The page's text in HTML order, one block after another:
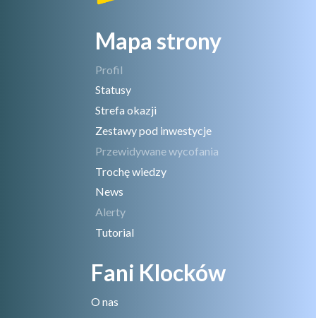
Mapa strony
Profil
Statusy
Strefa okazji
Zestawy pod inwestycje
Przewidywane wycofania
Trochę wiedzy
News
Alerty
Tutorial
Fani Klocków
O nas